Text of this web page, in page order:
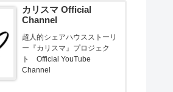
カリスマ Official
Channel
超人的シェアハウスストーリ
ー『カリスマ』プロジェク
ト Official YouTube
Channel